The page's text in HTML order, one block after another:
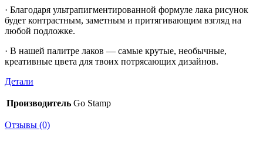
· Благодаря ультрапигментированной формуле лака рисунок
будет контрастным, заметным и притягивающим взгляд на
любой подложке.
· В нашей палитре лаков — самые крутые, необычные,
креативные цвета для твоих потрясающих дизайнов.
Детали
Производитель Go Stamp
Отзывы (0)